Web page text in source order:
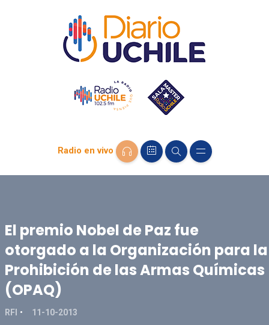
Radio en vivo
El premio Nobel de Paz fue
otorgado a la Organización para la
Prohibición de las Armas Químicas
(OPAQ)
RFI 11-10-2013